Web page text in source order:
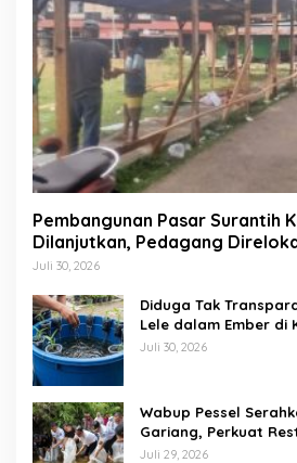
Pembangunan Pasar Surantih
Dilanjutkan, Pedagang
Lapangan Gadih Basanai
Juli 30, 2026
Diduga Tak
Lele dalam Ember di
Tuai Sorotan Warga
Juli 30, 2026
Wabup Pessel
Gariang, Perkuat
demi Kelestarian
Juli 29, 2026